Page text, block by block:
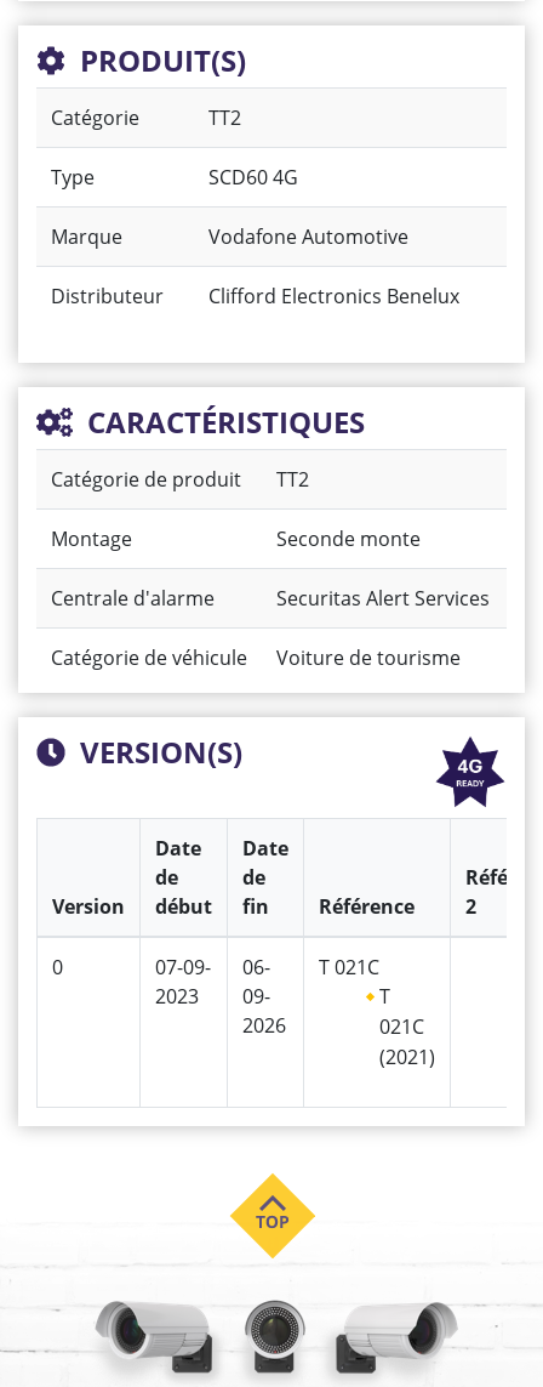
PRODUIT(S)
Catégorie TT2
Type SCD60 4G
Marque Vodafone Automotive
Distributeur Clifford Electronics Benelux
CARACTÉRISTIQUES
Catégorie de produit TT2
Montage Seconde monte
Centrale d'alarme Securitas Alert Services
Catégorie de véhicule Voiture de tourisme
VERSION(S)
Version
Date
de
début
Date
de
fin
Référence
2
0
07-09-
2023
06-
09-
2026
T 021C
T
021C
(2021)